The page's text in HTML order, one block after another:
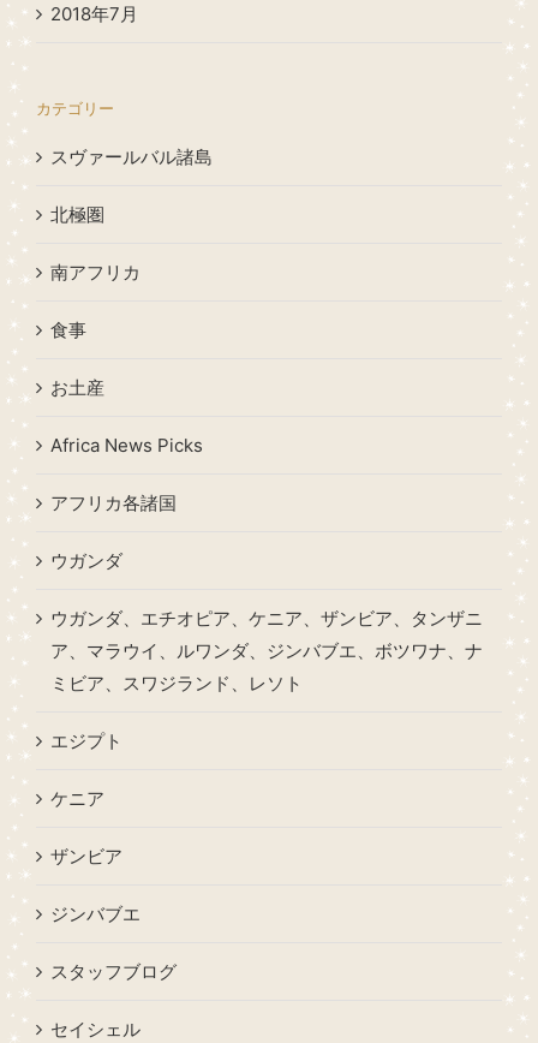
2018年7月
カテゴリー
スヴァールバル諸島
北極圏
南アフリカ
食事
お土産
Africa News Picks
アフリカ各諸国
ウガンダ
ウガンダ、エチオピア、ケニア、ザンビア、タンザニ
ア、マラウイ、ルワンダ、ジンバブエ、ボツワナ、ナ
ミビア、スワジランド、レソト
エジプト
ケニア
ザンビア
ジンバブエ
スタッフブログ
セイシェル